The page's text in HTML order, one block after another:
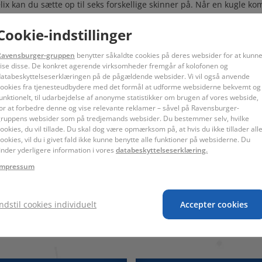
kan du sætte op til seks forskellige skinner på. Når en kugle
kugler kan passere gennem dette Action-modul samtidig!
hinanden på deres vej mod målet. Hvor mange kugler kan
kuglebane-system til børn fra 8 år og opefter. Med
kuglebane-verdener. Ved frit at designe kuglebanerne og
tyngdekraften på tæt hold. GraviTrax-universet indeholder
kan frit kombineres med hinanden. GraviTrax-universet kan
eller sten, der muliggør specielle handlinger og tricks. Det
indstillinger
gruppen benytter såkaldte cookies på deres websider for at kunne
disse. De konkret agerende virksomheder fremgår af kolofonen og
på de pågældende websider. Vi vil også anvende
fra tjenesteudbydere med det formål at udforme websiderne bekvemt og
til udarbejdelse af anonyme statistikker om brugen af vores webside,
at forbedre denne og vise relevante reklamer – såvel på Ravensburger-
websider som på tredjemands websider. Du bestemmer selv, hvilke
du vil tillade. Du skal dog være opmærksom på, at hvis du ikke tillader alle
vil du i givet fald ikke kunne benytte alle funktioner på websiderne. Du
yderligere information i vores databeskyttelseserklæring.
Accepter cookies
cookies individuelt